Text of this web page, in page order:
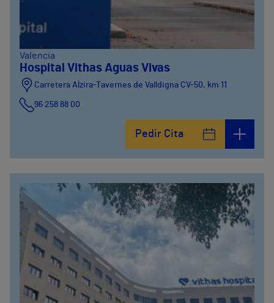
Valencia
Hospital Vithas Aguas Vivas
Carretera Alzira-Tavernes de Valldigna CV-50, km 11
96 258 88 00
Pedir Cita